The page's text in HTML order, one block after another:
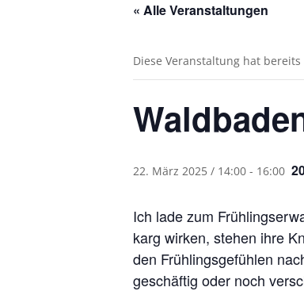
« Alle Veranstaltungen
Diese Veranstaltung hat
22. März 2025 / 14:00 - 16:00
Ich lade zum
karg wirken, stehen ihre
den Frühlingsgefühlen
geschäftig oder noch